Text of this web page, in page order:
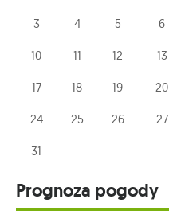
3 4 5 6
10 11 12 13
17 18 19 20
24 25 26 27
31
Prognoza pogody